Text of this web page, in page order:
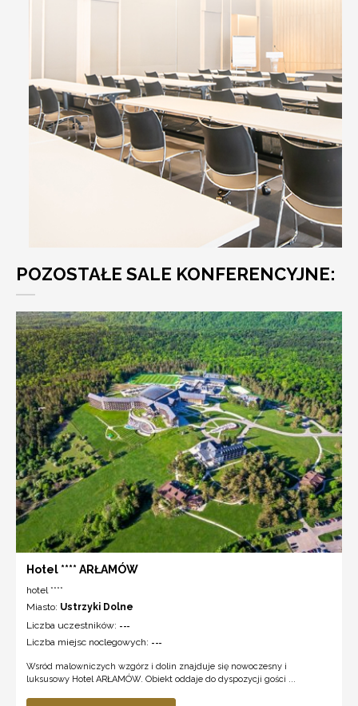
POZOSTAŁE SALE KONFERENCYJNE:
Hotel **** ARŁAMÓW
hotel ****
Miasto: Ustrzyki Dolne
Liczba uczestników: ---
Liczba miejsc noclegowych: ---
Wsród malowniczych wzgórz i dolin znajduje się nowoczesny i
luksusowy Hotel ARŁAMÓW. Obiekt oddaje do dyspozycji gości ...